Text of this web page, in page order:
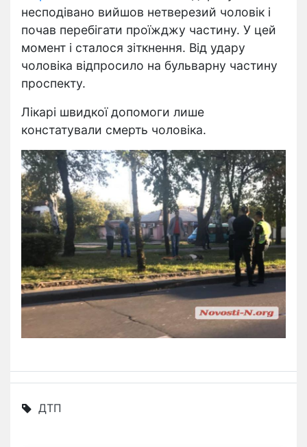
несподівано вийшов нетверезий чоловік і
почав перебігати проїжджу частину. У цей
момент і сталося зіткнення. Від удару
чоловіка відпросило на бульварну частину
проспекту.
Лікарі швидкої допомоги лише
констатували смерть чоловіка.
ДТП